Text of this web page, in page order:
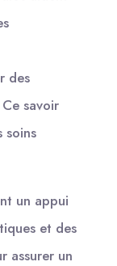
des
savoir
soins
un appui
et des
assurer un